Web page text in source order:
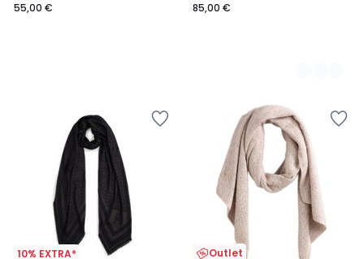
55,00 € 85,00 €
10% EXTRA* Outlet